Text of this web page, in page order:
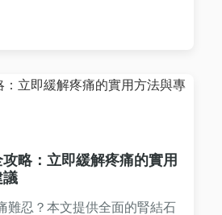
略：立即緩解疼痛的實用
議
難忍？本文提供全面的腎結石